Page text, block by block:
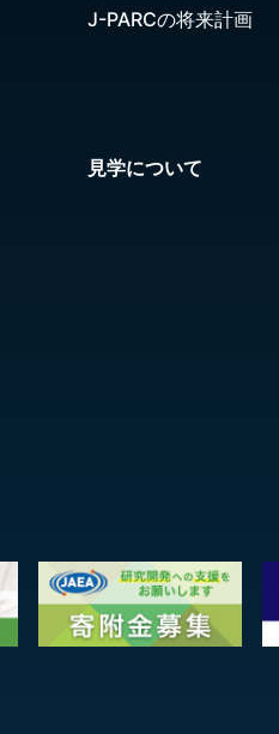
J-PARCの将来計画
見学について